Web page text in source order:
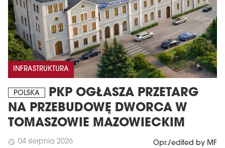
INFRASTRUKTURA
POLSKA
PKP OGŁASZA PRZETARG
NA PRZEBUDOWĘ DWORCA W
TOMASZOWIE MAZOWIECKIM
schedule 04 sierpnia 2026 Opr./edited by MF